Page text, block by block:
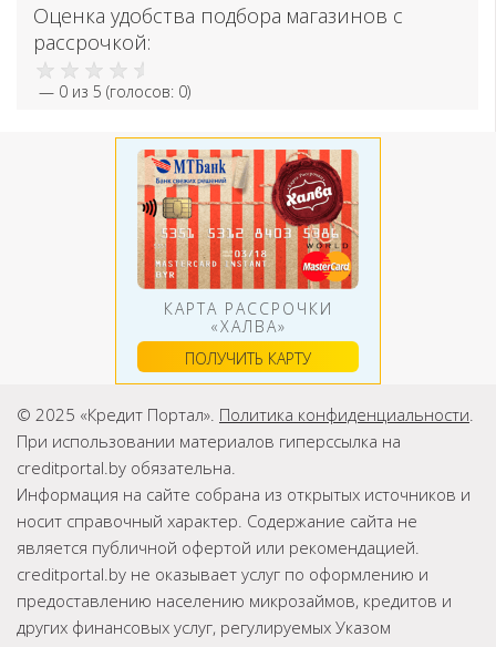
Оценка удобства подбора магазинов с
рассрочкой:
— 0 из 5 (голосов: 0)
КАРТА РАССРОЧКИ
«ХАЛВА»
ПОЛУЧИТЬ КАРТУ
© 2025 «Кредит Портал». Политика конфиденциальности
При использовании материалов гиперссылка на
creditportal.by обязательна.
Информация на сайте собрана из открытых источников и
носит справочный характер. Содержание сайта не
является публичной офертой или рекомендацией.
creditportal.by не оказывает услуг по оформлению и
предоставлению населению микрозаймов, кредитов и
других финансовых услуг, регулируемых Указом